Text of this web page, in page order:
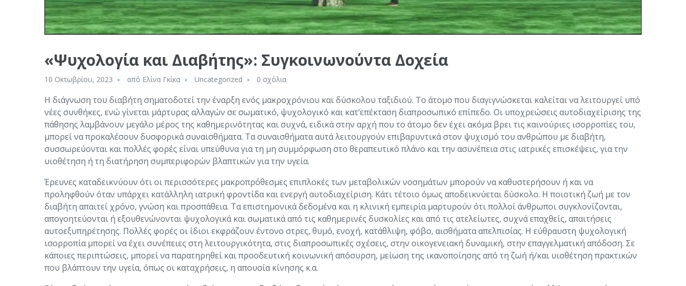
«Ψυχολογία και Διαβήτης»: Συγκοινωνούντα Δοχεία
10 Οκτωβρίου, 2023 από Ελίνα Γκίκα Uncategorized 0 σχόλια
Η διάγνωση του διαβήτη σηματοδοτεί την έναρξη ενός μακροχρόνιου και δύσκολου ταξιδιού. Το άτομο που διαγιγνώσκεται καλείται να λειτουργεί υπό
νέες συνθήκες, ενώ γίνεται μάρτυρας αλλαγών σε σωματικό, ψυχολογικό και κατ’επέκταση διαπροσωπικό επίπεδο. Οι υποχρεώσεις αυτοδιαχείρισης της
πάθησης λαμβάνουν μεγάλο μέρος της καθημερινότητας και συχνά, ειδικά στην αρχή που το άτομο δεν έχει ακόμα βρει τις καινούριες ισορροπίες του,
μπορεί να προκαλέσουν δυσφορικά συναισθήματα. Τα συναισθήματα αυτά λειτουργούν επιβαρυντικά στον ψυχισμό του ανθρώπου με διαβήτη,
συσσωρεύονται και πολλές φορές είναι υπεύθυνα για τη μη συμμόρφωση στο θεραπευτικό πλάνο και την ασυνέπεια στις ιατρικές επισκέψεις, για την
υιοθέτηση ή τη διατήρηση συμπεριφορών βλαπτικών για την υγεία.
Έρευνες καταδεικνύουν ότι οι περισσότερες μακροπρόθεσμες επιπλοκές των μεταβολικών νοσημάτων μπορούν να καθυστερήσουν ή και να
προληφθούν όταν υπάρχει κατάλληλη ιατρική φροντίδα και ενεργή αυτοδιαχείριση. Κάτι τέτοιο όμως αποδεικνύεται δύσκολο. Η ποιοτική ζωή με τον
διαβήτη απαιτεί χρόνο, γνώση και προσπάθεια. Τα επιστημονικά δεδομένα και η κλινική εμπειρία μαρτυρούν ότι πολλοί άνθρωποι συγκλονίζονται,
απογοητεύονται ή εξουθενώνονται ψυχολογικά και σωματικά από τις καθημερινές δυσκολίες και από τις ατελείωτες, συχνά επαχθείς, απαιτήσεις
αυτοεξυπηρέτησης. Πολλές φορές οι ίδιοι εκφράζουν έντονο στρες, θυμό, ενοχή, κατάθλιψη, φόβο, αισθήματα απελπισίας. Η εύθραυστη ψυχολογική
ισορροπία μπορεί να έχει συνέπειες στη λειτουργικότητα, στις διαπροσωπικές σχέσεις, στην οικογενειακή δυναμική, στην επαγγελματική απόδοση. Σε
κάποιες περιπτώσεις, μπορεί να παρατηρηθεί και προοδευτική κοινωνική απόσυρση, μείωση της ικανοποίησης από τη ζωή ή/και υιοθέτηση πρακτικών
που βλάπτουν την υγεία, όπως οι καταχρήσεις, η απουσία κίνησης κ.α.